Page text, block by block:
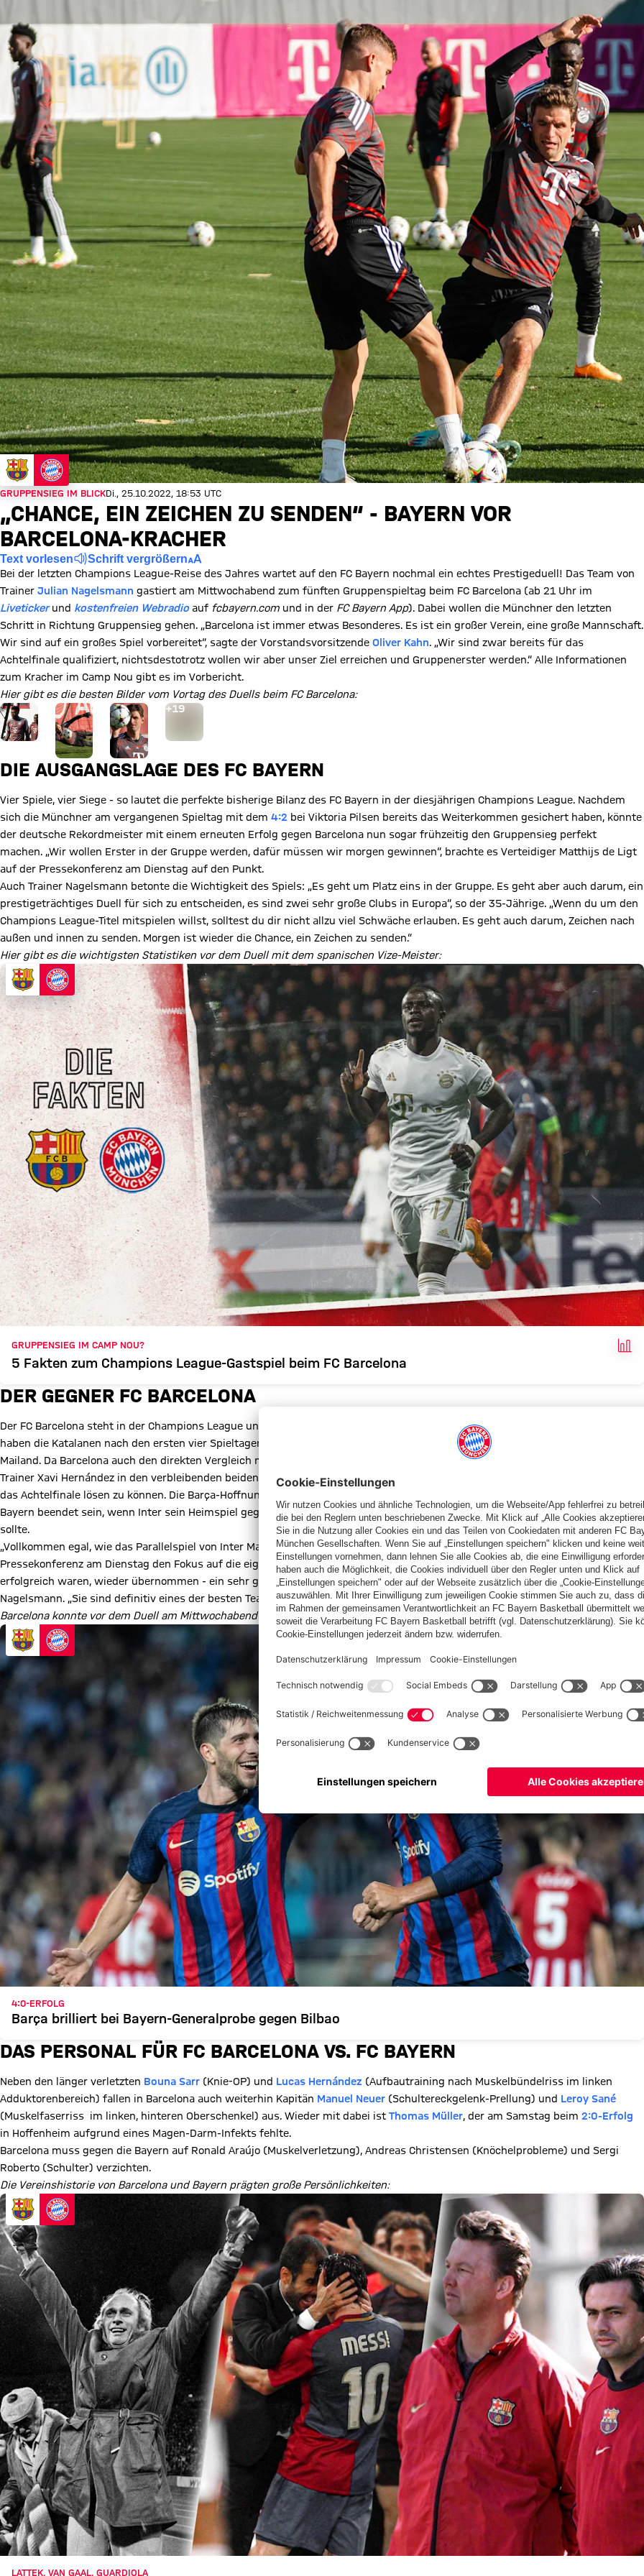
GRUPPENSIEG IM BLICKDi., 25.10.2022, 18:53 UTC
„CHANCE, EIN ZEICHEN ZU SENDEN“ - BAYERN VOR
BARCELONA-KRACHER
Text vorlesen Schrift vergrößern
Bei der letzten Champions League-Reise des Jahres wartet auf den FC Bayern nochmal ein echtes Prestigeduell! Das Team von
Trainer Julian Nagelsmann gastiert am Mittwochabend zum fünften Gruppenspieltag beim FC Barcelona (ab 21 Uhr im
Livetickerund kostenfreien Webradioauf fcbayern.com und in der FC Bayern App). Dabei wollen die Münchner den letzten
Schritt in Richtung Gruppensieg gehen. „Barcelona ist immer etwas Besonderes. Es ist ein großer Verein, eine große Mannschaft.
Wir sind auf ein großes Spiel vorbereitet“, sagte der Vorstandsvorsitzende Oliver Kahn. „Wir sind zwar bereits für das
Achtelfinale qualifiziert, nichtsdestotrotz wollen wir aber unser Ziel erreichen und Gruppenerster werden.“ Alle Informationen
zum Kracher im Camp Nou gibt es im Vorbericht.
Hier gibt es die besten Bilder vom Vortag des Duells beim FC Barcelona:
Gehe zu Gallerie Seite: zur Galerie+19
DIE AUSGANGSLAGE DES FC BAYERN
Vier Spiele, vier Siege - so lautet die perfekte bisherige Bilanz des FC Bayern in der diesjährigen Champions League. Nachdem
sich die Münchner am vergangenen Spieltag mit dem 4:2 bei Viktoria Pilsen bereits das Weiterkommen gesichert haben, könnte
der deutsche Rekordmeister mit einem erneuten Erfolg gegen Barcelona nun sogar frühzeitig den Gruppensieg perfekt
machen. „Wir wollen Erster in der Gruppe werden, dafür müssen wir morgen gewinnen“, brachte es Verteidiger Matthijs de Ligt
auf der Pressekonferenz am Dienstag auf den Punkt.
Auch Trainer Nagelsmann betonte die Wichtigkeit des Spiels: „Es geht um Platz eins in der Gruppe. Es geht aber auch darum, ein
prestigeträchtiges Duell für sich zu entscheiden, es sind zwei sehr große Clubs in Europa“, so der 35-Jährige. „Wenn du um den
Champions League-Titel mitspielen willst, solltest du dir nicht allzu viel Schwäche erlauben. Es geht auch darum, Zeichen nach
außen und innen zu senden. Morgen ist wieder die Chance, ein Zeichen zu senden.“
Hier gibt es die wichtigsten Statistiken vor dem Duell mit dem spanischen Vize-Meister:
GRUPPENSIEG IM CAMP NOU?
5 Fakten zum Champions League-Gastspiel beim FC Barcelona
DER GEGNER FC BARCELONA
Der FC Barcelona steht in der Champions League unter Zugzwang und ist zudem auf Schützenhilfe angewiesen. Vier Zähler
haben die Katalanen nach den ersten vier Spieltagen und liegen in der Gruppe C drei Punkte hinter dem Zweitplatzierten, Inter
Mailand. Da Barcelona auch den direkten Vergleich mit Inter verloren hat (0:1 in Mailand, 3:3 in Barcelona), muss das Team von
Trainer Xavi Hernández in den verbleibenden beiden Partien vier Zähler mehr holen als die Italiener, um doch noch das Ticket für
das Achtelfinale lösen zu können. Die Barça-Hoffnungen könnten allerdings schon vor dem Anpfiff der Partie gegen den FC
Bayern beendet sein, wenn Inter sein Heimspiel gegen den bislang noch punktlosen FC Viktoria Pilsen um 18:45 Uhr gewinnen
sollte.
„Vollkommen egal, wie das Parallelspiel von Inter Mailand ausgeht, müssen wir das Spiel gewinnen“, richtete Xavi auf der
Pressekonferenz am Dienstag den Fokus auf die eigene Aufgabe. „Sie haben vieles von dem Stil aus der Zeit, in der sie sehr
erfolgreich waren, wieder übernommen - ein sehr gutes Gegenpressing, sehr viel Spieltempo“, beschrieb FCB-Coach
Nagelsmann. „Sie sind definitiv eines der besten Teams in Europa.“
Barcelona konnte vor dem Duell am Mittwochabend noch einmal Selbstvertrauen tanken:
4:0-ERFOLG
Barça brilliert bei Bayern-Generalprobe gegen Bilbao
DAS PERSONAL FÜR FC BARCELONA VS. FC BAYERN
Neben den länger verletzten Bouna Sarr (Knie-OP) und Lucas Hernández (Aufbautraining nach Muskelbündelriss im linken
Adduktorenbereich) fallen in Barcelona auch weiterhin Kapitän Manuel Neuer (Schultereckgelenk-Prellung) und Leroy Sané
(Muskelfaserriss im linken, hinteren Oberschenkel) aus. Wieder mit dabei ist Thomas Müller, der am Samstag beim 2:0-Erfolg
in Hoffenheim aufgrund eines Magen-Darm-Infekts fehlte.
Barcelona muss gegen die Bayern auf Ronald Araújo (Muskelverletzung), Andreas Christensen (Knöchelprobleme) und Sergi
Roberto (Schulter) verzichten.
Die Vereinshistorie von Barcelona und Bayern prägten große Persönlichkeiten:
LATTEK, VAN GAAL, GUARDIOLA